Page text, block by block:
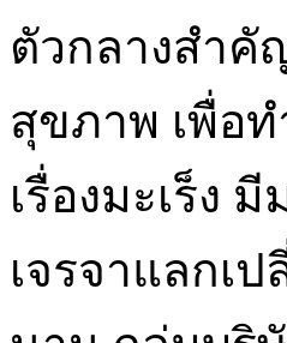
ตัวกลางสำคั
สุขภาพ เพื่อ
เรื่องมะเร็ง
เจรจาแลกเ